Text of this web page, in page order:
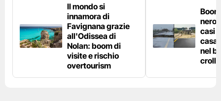
Il mondo si
innamora di
Favignana grazie
all'Odissea di
Nolan: boom di
visite e rischio
overtourism
nero
casi
casa
nel